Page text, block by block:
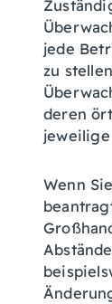
jede
zu
deren
Wenn